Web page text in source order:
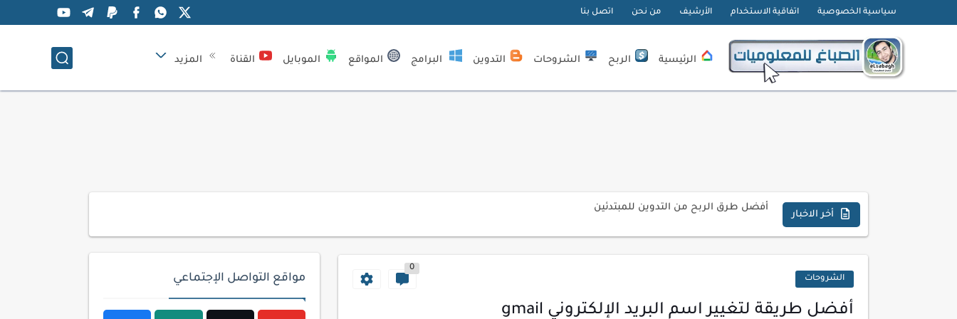
سياسية الخصوصية اتفاقية الاستخدام الأرشيف من نحن اتصل بنا
الرئيسية الربح الشروحات التدوين البرامج المواقع الموبايل القناة المزيد
أخر الاخبار كيف تحسن تجربة المستخدم في موقعك الإلكتروني
أحدث تقنيات الحماية من هجمات السايبر
الشروحات
0
أفضل طريقة لتغيير اسم البريد الإلكتروني gmail
مواقع التواصل الإجتماعي